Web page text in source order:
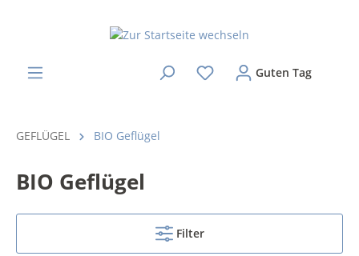
Guten Tag
GEFLÜGEL BIO Geflügel
BIO Geflügel
Filter